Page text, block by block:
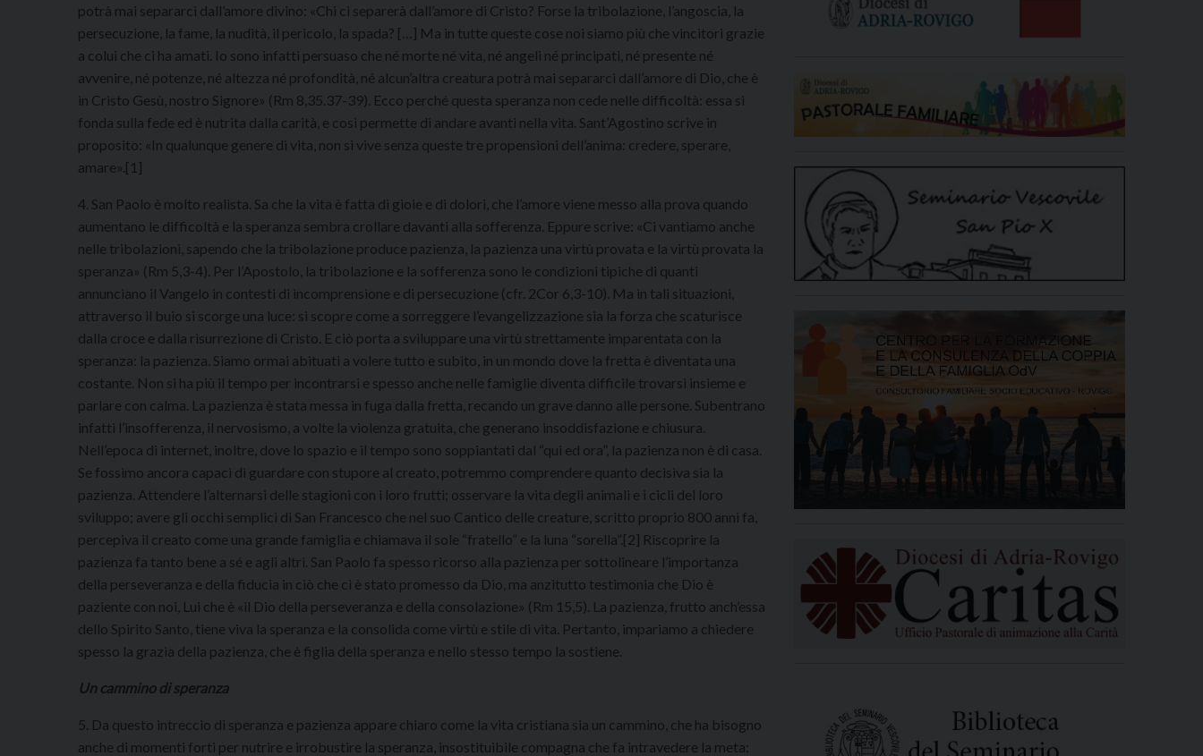
potrà mai separarci dall’amore divino: «Chi ci separerà dall’amore di Cristo? Forse la tribolazione, l’angoscia, la
persecuzione, la fame, la nudità, il pericolo, la spada? […] Ma in tutte queste cose noi siamo più che vincitori grazie
a colui che ci ha amati. Io sono infatti persuaso che né morte né vita, né angeli né principati, né presente né
avvenire, né potenze, né altezza né profondità, né alcun’altra creatura potrà mai separarci dall’amore di Dio, che è
in Cristo Gesù, nostro Signore» (Rm 8,35.37-39). Ecco perché questa speranza non cede nelle difficoltà: essa si
fonda sulla fede ed è nutrita dalla carità, e così permette di andare avanti nella vita. Sant’Agostino scrive in
proposito: «In qualunque genere di vita, non si vive senza queste tre propensioni dell’anima: credere, sperare,
amare».[1]
4. San Paolo è molto realista. Sa che la vita è fatta di gioie e di dolori, che l’amore viene messo alla prova quando
aumentano le difficoltà e la speranza sembra crollare davanti alla sofferenza. Eppure scrive: «Ci vantiamo anche
nelle tribolazioni, sapendo che la tribolazione produce pazienza, la pazienza una virtù provata e la virtù provata la
speranza» (Rm 5,3-4). Per l’Apostolo, la tribolazione e la sofferenza sono le condizioni tipiche di quanti
annunciano il Vangelo in contesti di incomprensione e di persecuzione (cfr. 2Cor 6,3-10). Ma in tali situazioni,
attraverso il buio si scorge una luce: si scopre come a sorreggere l’evangelizzazione sia la forza che scaturisce
dalla croce e dalla risurrezione di Cristo. E ciò porta a sviluppare una virtù strettamente imparentata con la
speranza: la pazienza. Siamo ormai abituati a volere tutto e subito, in un mondo dove la fretta è diventata una
costante. Non si ha più il tempo per incontrarsi e spesso anche nelle famiglie diventa difficile trovarsi insieme e
parlare con calma. La pazienza è stata messa in fuga dalla fretta, recando un grave danno alle persone. Subentrano
infatti l’insofferenza, il nervosismo, a volte la violenza gratuita, che generano insoddisfazione e chiusura.
Nell’epoca di internet, inoltre, dove lo spazio e il tempo sono soppiantati dal “qui ed ora”, la pazienza non è di casa.
Se fossimo ancora capaci di guardare con stupore al creato, potremmo comprendere quanto decisiva sia la
pazienza. Attendere l’alternarsi delle stagioni con i loro frutti; osservare la vita degli animali e i cicli del loro
sviluppo; avere gli occhi semplici di San Francesco che nel suo Cantico delle creature, scritto proprio 800 anni fa,
percepiva il creato come una grande famiglia e chiamava il sole “fratello” e la luna “sorella”.[2] Riscoprire la
pazienza fa tanto bene a sé e agli altri. San Paolo fa spesso ricorso alla pazienza per sottolineare l’importanza
della perseveranza e della fiducia in ciò che ci è stato promesso da Dio, ma anzitutto testimonia che Dio è
paziente con noi, Lui che è «il Dio della perseveranza e della consolazione» (Rm 15,5). La pazienza, frutto anch’essa
dello Spirito Santo, tiene viva la speranza e la consolida come virtù e stile di vita. Pertanto, impariamo a chiedere
spesso la grazia della pazienza, che è figlia della speranza e nello stesso tempo la sostiene.
Un cammino di speranza
5. Da questo intreccio di speranza e pazienza appare chiaro come la vita cristiana sia un cammino, che ha bisogno
anche di momenti forti per nutrire e irrobustire la speranza, insostituibile compagna che fa intravedere la meta: